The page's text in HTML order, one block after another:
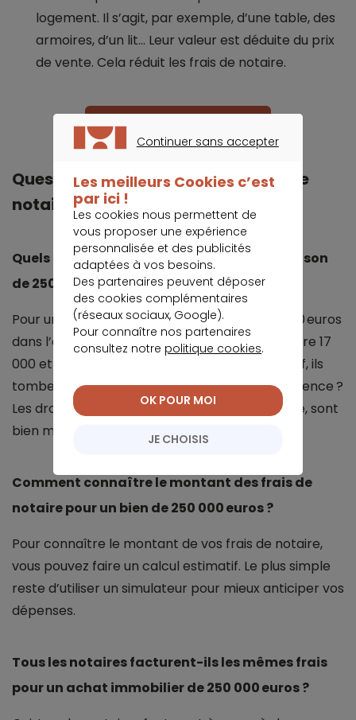
logement. Il s’agit, par exemple, d’une table, des
armoires, d’un lit… Leur valeur est déduite du prix
de vente. Cela réduit les frais de notaire.
Questions fréquentes sur les frais de
notaire
Quels sont les frais de notaire pour une maison
de 250 000 euros ?
Pour un appartement ou une maison à 250 000 euros
dans l’ancien, les frais de notaire se situent entre 17
000 et 19 000 euros selon la région. Dans le neuf, ils
tombent à 6 271 euros. Pourquoi une telle différence ?
Les droits d’enregistrement, les frais de notaire, sont
bien moins importants dans le neuf.
Comment connaître le montant des frais de
notaire pour un bien de 250 000 euros ?
Pour connaître le montant de vos frais de notaire,
vous pouvez faire un calcul estimatif. Le plus simple
reste d’utiliser un simulateur pour mieux anticiper vos
dépenses.
Tous les notaires facturent-ils les mêmes frais
pour un achat immobilier de 250 000 euros ?
Continuer sans accepter
Les meilleurs Cookies c’est
par ici !
Les cookies nous permettent de
vous proposer une expérience
personnalisée et des publicités
adaptées à vos besoins.
Des partenaires peuvent déposer
des cookies complémentaires
(réseaux sociaux, Google).
Pour connaître nos partenaires
consultez notre politique cookies.
JE CHOISIS
OK POUR MOI